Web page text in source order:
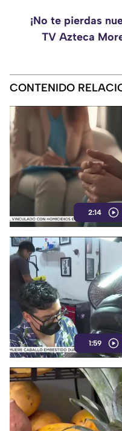
¡No te pierdas
TV Azteca
CONTENIDO
2:14
1:59